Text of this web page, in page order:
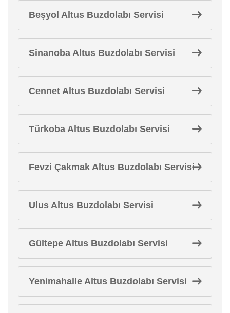
Beşyol Altus Buzdolabı Servisi
Sinanoba Altus Buzdolabı Servisi
Cennet Altus Buzdolabı Servisi
Türkoba Altus Buzdolabı Servisi
Fevzi Çakmak Altus Buzdolabı Servisi
Ulus Altus Buzdolabı Servisi
Gültepe Altus Buzdolabı Servisi
Yenimahalle Altus Buzdolabı Servisi